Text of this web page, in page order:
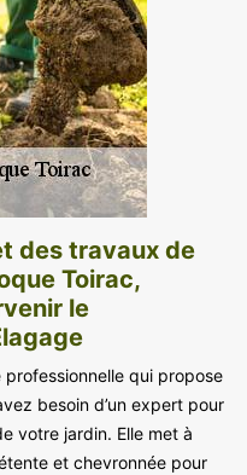
des travaux de
Toirac,
le
qui propose
besoin d’un expert pour
votre jardin. Elle met à
et chevronnée pour